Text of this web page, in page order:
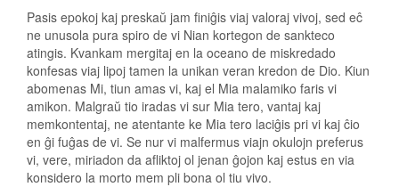
Pasis epokoj kaj preskaŭ jam finiĝis viaj valoraj vivoj, sed eĉ
ne unusola pura spiro de vi Nian kortegon de sankteco
atingis. Kvankam mergitaj en la oceano de miskredado
konfesas viaj lipoj tamen la unikan veran kredon de Dio. Kiun
abomenas Mi, tiun amas vi, kaj el Mia malamiko faris vi
amikon. Malgraŭ tio iradas vi sur Mia tero, vantaj kaj
memkontentaj, ne atentante ke Mia tero laciĝis pri vi kaj ĉio
en ĝi fuĝas de vi. Se nur vi malfermus viajn okulojn preferus
vi, vere, miriadon da afliktoj ol jenan ĝojon kaj estus en via
konsidero la morto mem pli bona ol tiu vivo.